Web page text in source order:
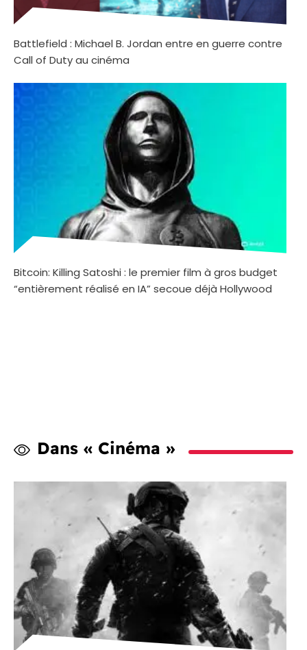
Battlefield : Michael B. Jordan entre en guerre contre
Call of Duty au cinéma
Bitcoin: Killing Satoshi : le premier film à gros budget
“entièrement réalisé en IA” secoue déjà Hollywood
Dans « Cinéma »